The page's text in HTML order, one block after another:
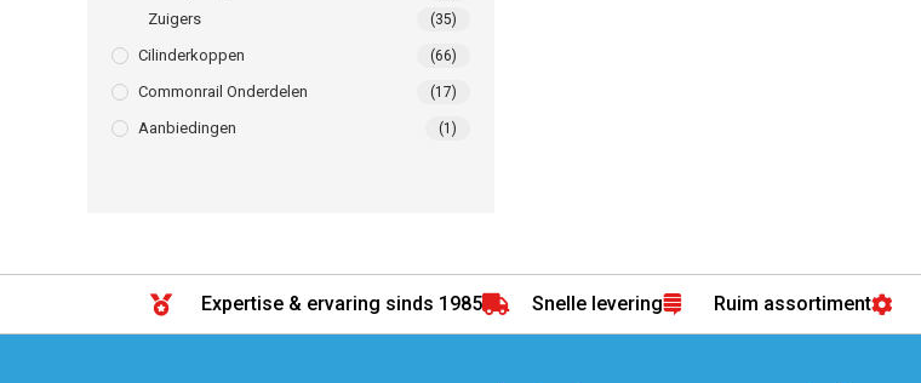
Zuigers (35)
Cilinderkoppen (66)
Commonrail Onderdelen (17)
Aanbiedingen (1)
Expertise & ervaring sinds 1985 Snelle levering Ruim assortiment